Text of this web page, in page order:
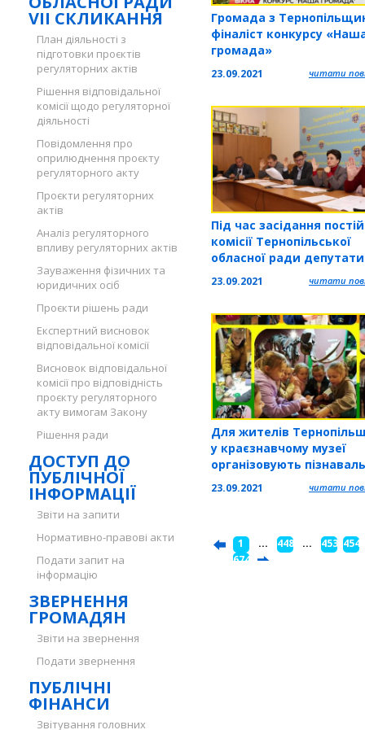
VII СКЛИКАННЯ
План діяльності з
підготовки проєктів
регуляторних актів
Рішення відповідальної
комісії щодо регуляторної
діяльності
Повідомлення про
оприлюднення проєкту
регуляторного акту
Проєкти регуляторних
актів
Аналіз регуляторного
впливу регуляторних актів
Зауваження фізичних та
юридичних осіб
Проєкти рішень ради
Експертний висновок
відповідальної комісії
Висновок відповідальної
комісії про відповідність
проєкту регуляторного
акту вимогам Закону
Рішення ради
ДОСТУП ДО
ПУБЛІЧНОЇ
ІНФОРМАЦІЇ
Звіти на запити
Нормативно-правові акти
Подати запит на
інформацію
ЗВЕРНЕННЯ
ГРОМАДЯН
Звіти на звернення
Подати звернення
ПУБЛІЧНІ
ФІНАНСИ
Звітування головних
Громада з
фіналіст конкурсу
громада»
23.09.2021 читати
Під час засідання
комісії Тернопільської
обласної ради депутати
проектів рішень
23.09.2021 читати
Для жителів
у краєзнавчому музеї
організовують
квести
23.09.2021 читати
1 ... 448 ... 453 454
674